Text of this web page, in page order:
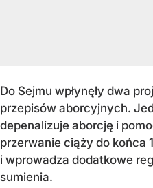
Do Sejmu wpłynęły dwa
przepisów aborcyjnych.
depenalizuje aborcję i
przerwanie ciąży do końca
i wprowadza dodatkowe
sumienia.